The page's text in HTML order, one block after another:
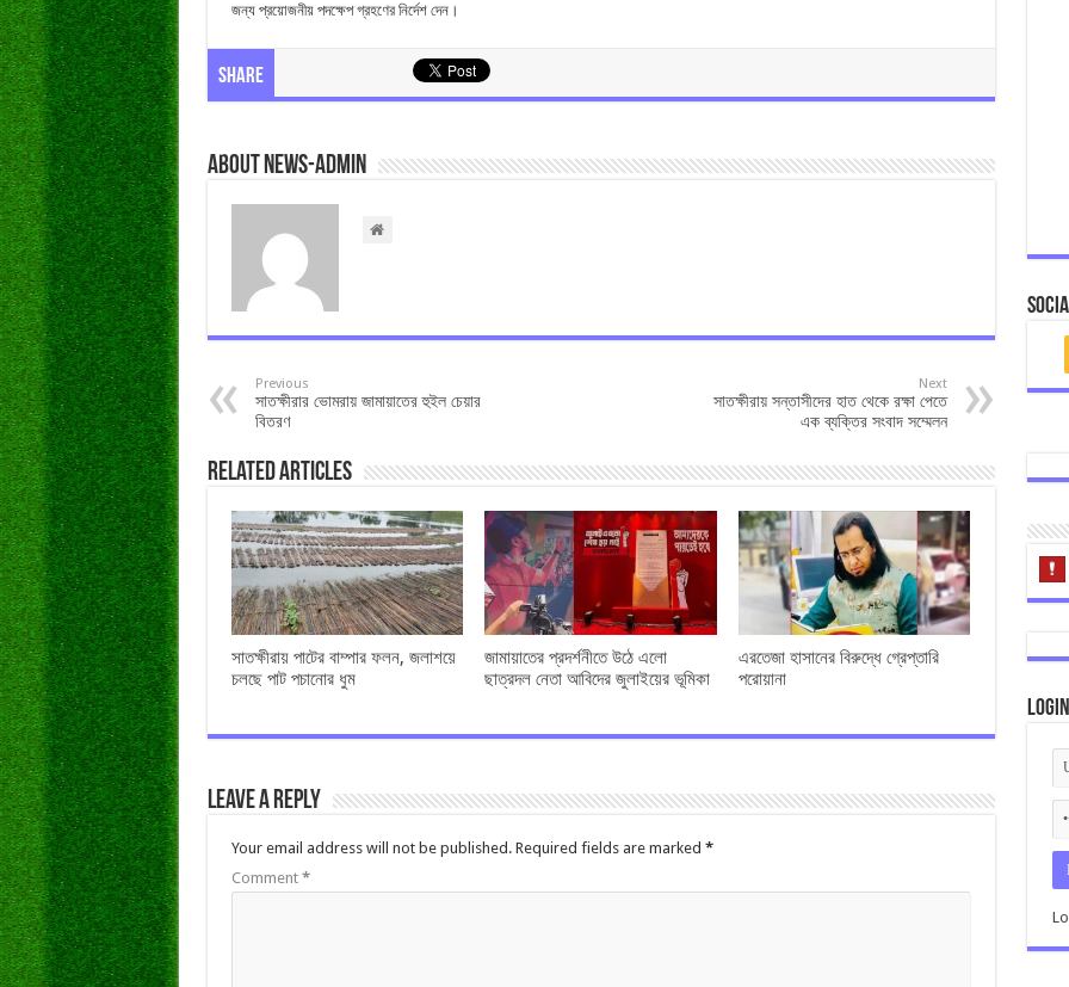
জন্য প্রয়োজনীয় পদক্ষেপ গ্রহণের নির্দেশ দেন।
Share
About news-admin
Previous
সাতক্ষীরার ভোমরায় জামায়াতের হুইল চেয়ার
বিতরণ
Next
সাতক্ষীরায় সন্তাসীদের হাত থেকে রক্ষা পেতে
এক ব্যক্তির সংবাদ সম্মেলন
Related Articles
সাতক্ষীরায় পাটের বাম্পার ফলন, জলাশয়ে
চলছে পাট পচানোর ধুম
জামায়াতের প্রদর্শনীতে উঠে এলো
ছাত্রদল নেতা আবিদের জুলাইয়ের ভূমিকা
এরতেজা হাসানের বিরুদ্ধে গ্রেপ্তারি
পরোয়ানা
Leave a Reply
Your email address will not be published. Required fields are marked *
Comment *
Login